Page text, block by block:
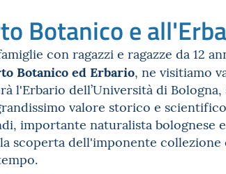
Botanico e
con ragazzi e ragazze da 12
Botanico ed Erbario, ne visitiamo
l'Erbario dell’Università di
valore storico e
importante naturalista
scoperta dell'imponente